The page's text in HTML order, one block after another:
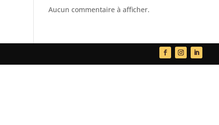
Aucun commentaire à afficher.